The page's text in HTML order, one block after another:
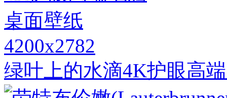
4200x2782
绿叶上的水滴4K护眼高